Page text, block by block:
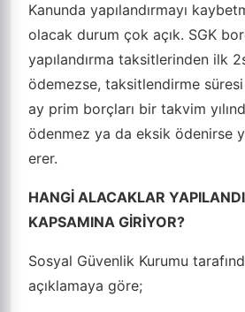
Kanunda yapılandırmayı
olacak durum çok açık. SGK
yapılandırma taksitlerinden ilk
ödemezse, taksitlendirme
ay prim borçları bir takvim
ödenmez ya da eksik ödenirse
erer.
HANGİ ALACAKLAR
KAPSAMINA GİRİYOR?
Sosyal Güvenlik Kurumu
açıklamaya göre;